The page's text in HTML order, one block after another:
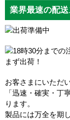
業界最速の配
お客さまにいただ
「迅速・確実・丁
ります。
製品には万全を期